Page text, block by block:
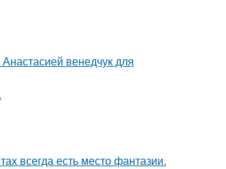
венедчук для
всегда есть место фантазии.